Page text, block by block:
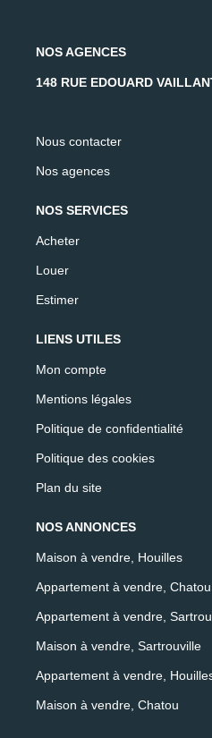
NOS AGENCES
148 RUE EDOUARD
Nous contacter
Nos agences
NOS SERVICES
Acheter
Louer
Estimer
LIENS UTILES
Mon compte
Mentions légales
Politique de confidentialité
Politique des cookies
Plan du site
NOS ANNONCES
Maison à vendre, Houilles
Appartement à vendre, Chatou
Appartement à vendre,
Maison à vendre, Sartrouville
Appartement à vendre,
Maison à vendre, Chatou